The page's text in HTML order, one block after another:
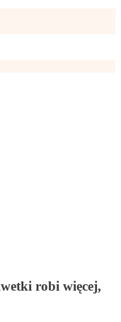
robi więcej,